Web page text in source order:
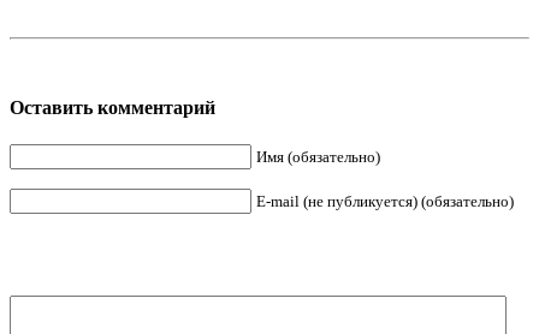
Оставить комментарий
Имя (обязательно)
E-mail (не публикуется) (обязательно)